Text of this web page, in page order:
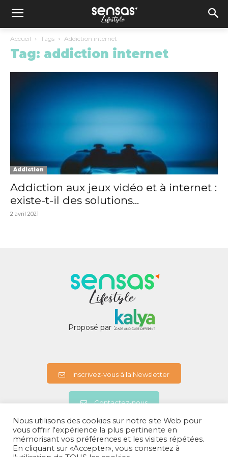
Accueil Tags Addiction internet
Tag: addiction internet
Addiction
Addiction aux jeux vidéo et à internet :
existe-t-il des solutions...
2 avril 2021
Proposé par :
Inscrivez-vous à la Newsletter
Contactez-nous
A propos
Politiques de confidentialités
Nous utilisons des cookies sur notre site Web pour
vous offrir l'expérience la plus pertinente en
mémorisant vos préférences et les visites répétées.
En cliquant sur «Accepter», vous consentez à